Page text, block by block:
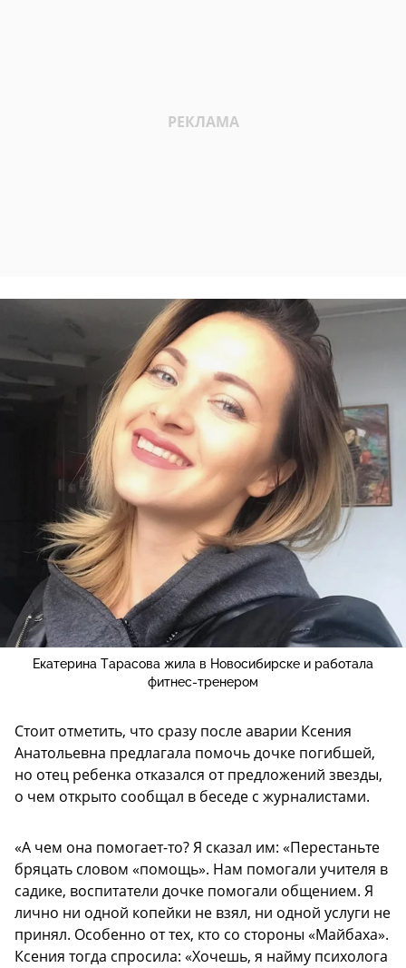
Екатерина Тарасова жила в Новосибирске и работала
фитнес-тренером
Стоит отметить, что сразу после аварии Ксения
Анатольевна предлагала помочь дочке погибшей,
но отец ребенка отказался от предложений звезды,
о чем открыто сообщал в беседе с журналистами.
«А чем она помогает-то? Я сказал им: «Перестаньте
бряцать словом «помощь». Нам помогали учителя в
садике, воспитатели дочке помогали общением. Я
лично ни одной копейки не взял, ни одной услуги не
принял. Особенно от тех, кто со стороны «Майбаха».
Ксения тогда спросила: «Хочешь, я найму психолога